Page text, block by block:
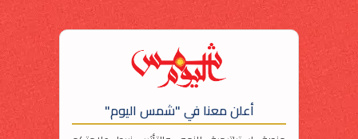
أعلن معنا في "شمس اليوم"